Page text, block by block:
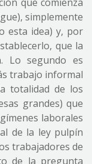
simplemente
esta idea) y, por
que la
. Lo segundo es
trabajo informal
totalidad de los
grandes) que
laborales
de la ley pulpín
trabajadores de
de la pregunta